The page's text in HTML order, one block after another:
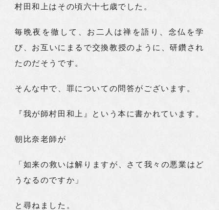
村田和上はその頃六十七歳でした。
毎晩夜を徹して、お二人は禅を語り、念仏を学
び、お互いにまるで交換教授のように、研鑽され
たのだそうです。
そんな中で、罪についての問答がございます。
『我が師村田和上』という本に書かれています。
朝比奈老師が
「如来の救いは解りますが、さて我々の悪業はど
うなるのですか」
と尋ねました。